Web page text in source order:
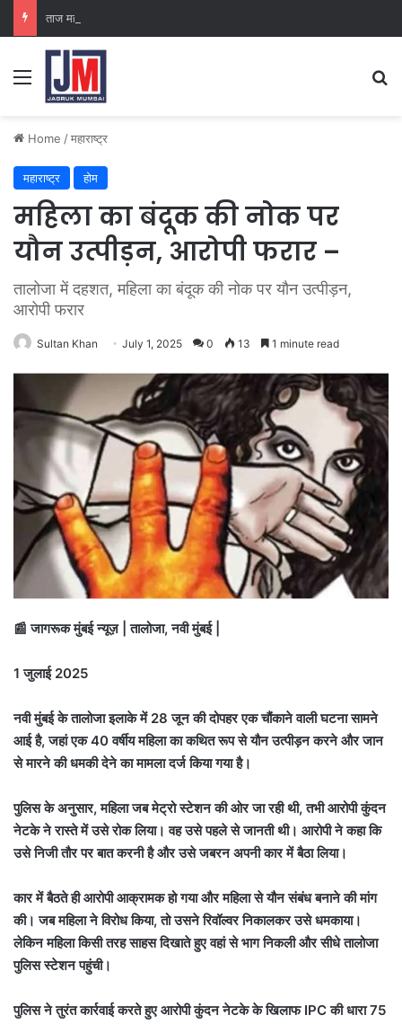
ताज महल पैलेस
Home /महाराष्ट्र
महाराष्ट्र होम
महिला का बंदूक की नोक पर
यौन उत्पीड़न, आरोपी फरार –
तालोजा में दहशत, महिला का बंदूक की नोक पर यौन उत्पीड़न,
आरोपी फरार
Sultan Khan July 1, 2025 0 13 1 minute read
📰 जागरूक मुंबई न्यूज़ | तालोजा, नवी मुंबई |
1 जुलाई 2025
नवी मुंबई के तालोजा इलाके में 28 जून की दोपहर एक चौंकाने वाली घटना सामने
आई है, जहां एक 40 वर्षीय महिला का कथित रूप से यौन उत्पीड़न करने और जान
से मारने की धमकी देने का मामला दर्ज किया गया है।
पुलिस के अनुसार, महिला जब मेट्रो स्टेशन की ओर जा रही थी, तभी आरोपी कुंदन
नेटके ने रास्ते में उसे रोक लिया। वह उसे पहले से जानती थी। आरोपी ने कहा कि
उसे निजी तौर पर बात करनी है और उसे जबरन अपनी कार में बैठा लिया।
कार में बैठते ही आरोपी आक्रामक हो गया और महिला से यौन संबंध बनाने की मांग
की। जब महिला ने विरोध किया, तो उसने रिवॉल्वर निकालकर उसे धमकाया।
लेकिन महिला किसी तरह साहस दिखाते हुए वहां से भाग निकली और सीधे तालोजा
पुलिस स्टेशन पहुंची।
पुलिस ने तुरंत कार्रवाई करते हुए आरोपी कुंदन नेटके के खिलाफ IPC की धारा 75